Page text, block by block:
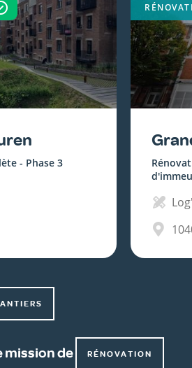
- Phase 3
mission de RÉNOVATION